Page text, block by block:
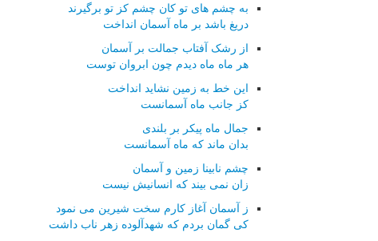
به چشم های تو کان چشم کز تو برگیرند
دریغ باشد بر ماه آسمان انداخت
از رشک آفتاب جمالت بر آسمان
هر ماه ماه دیدم چون ابروان توست
این خط به زمین نشاید انداخت
کز جانب ماه آسمانست
جمال ماه پیکر بر بلندی
بدان ماند که ماه آسمانست
چشم نابینا زمین و آسمان
زان نمی بیند که انسانیش نیست
ز آسمان آغاز کارم سخت شیرین می نمود
کی گمان بردم که شهدآلوده زهر ناب داشت